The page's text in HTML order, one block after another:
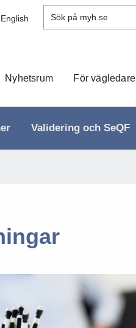
Sök på myh.se
Nyhetsrum För vägledare
Validering och SeQF